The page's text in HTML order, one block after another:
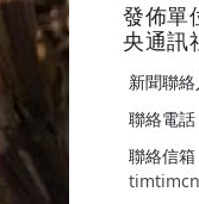
發佈單
央通訊
新聞聯
聯絡電
聯絡信箱